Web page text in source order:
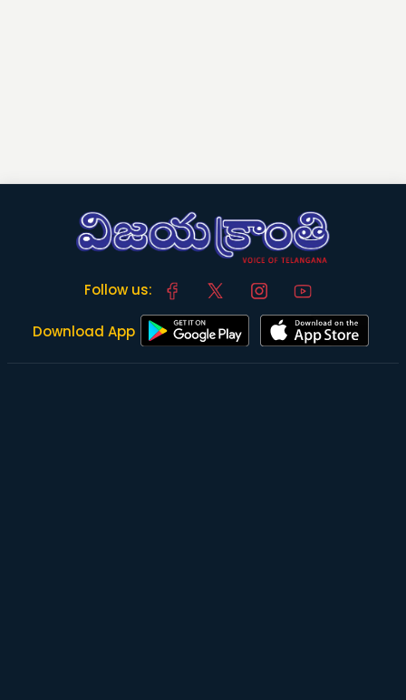
Follow us:
Download App